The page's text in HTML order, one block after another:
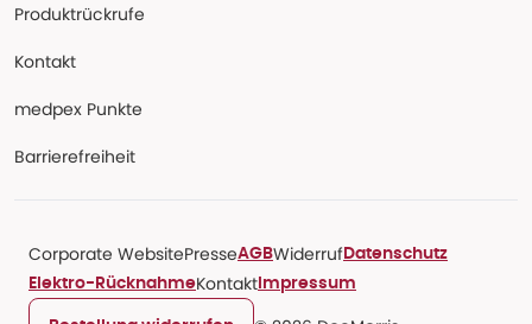
Produktrückrufe
Kontakt
medpex Punkte
Barrierefreiheit
Corporate WebsitePresseAGBWiderruf Datenschutz
Elektro-RücknahmeKontakt Impressum